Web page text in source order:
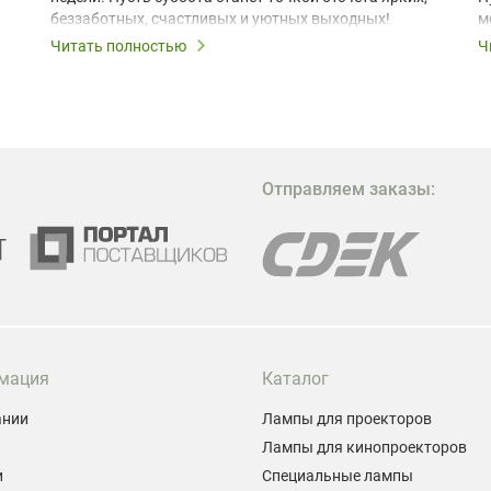
беззаботных, счастливых и уютных выходных!
Читать полностью
Отправляем заказы:
Каталог
Лампы для проекторов
Лампы для кинопроекторов
Специальные лампы